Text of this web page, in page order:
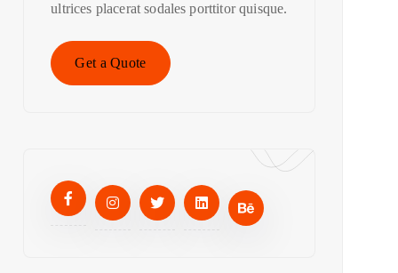
ultrices placerat sodales porttitor quisque.
Get a Quote